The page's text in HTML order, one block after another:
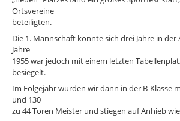
Ortsvereine
beteiligten.
Die 1. Mannschaft konnte sich drei Jahre in der
Jahre
1955 war jedoch mit einem letzten
besiegelt.
Im Folgejahr wurden wir dann in der B-Klasse
und 130
zu 44 Toren Meister und stiegen auf Anhieb